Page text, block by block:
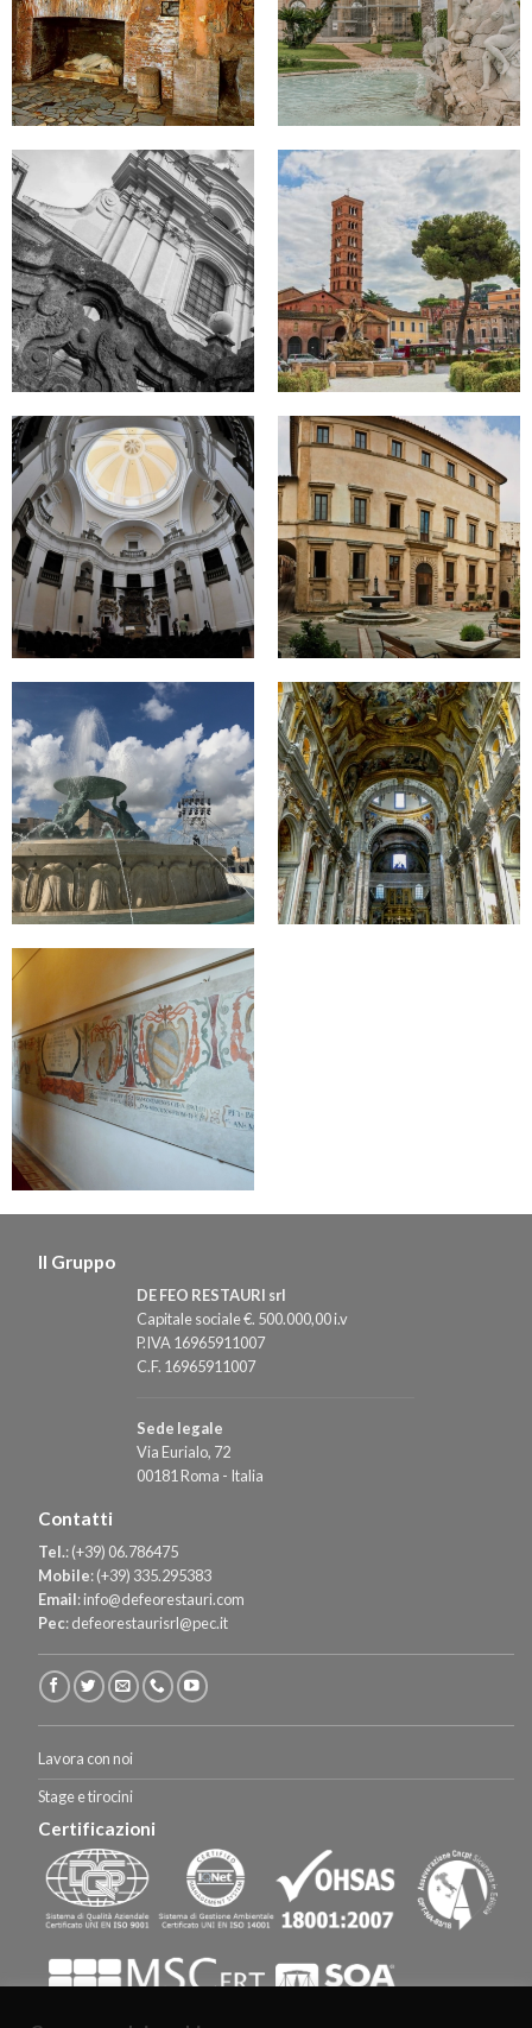
Il Gruppo
DE FEO RESTAURI srl
Capitale sociale €. 500.000,00 i.v
P.IVA 16965911007
C.F. 16965911007
Sede legale
Via Eurialo, 72
00181 Roma - Italia
Contatti
Tel.:(+39) 06.786475
Mobile:(+39) 335.295383
Email:info@defeorestauri.com
Pec:defeorestaurisrl@pec.it
Lavora con noi
Stage e tirocini
Certificazioni